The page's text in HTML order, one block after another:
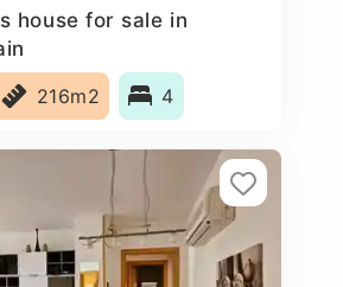
house for sale in
216m2 4